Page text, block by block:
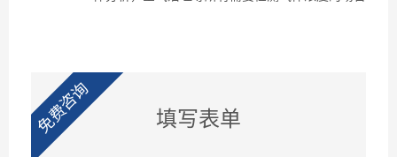
免费咨询 填写表单